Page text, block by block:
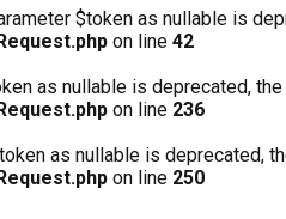
$token as nullable is
on line 42
as nullable is deprecated,
on line 236
as nullable is deprecated,
on line 250